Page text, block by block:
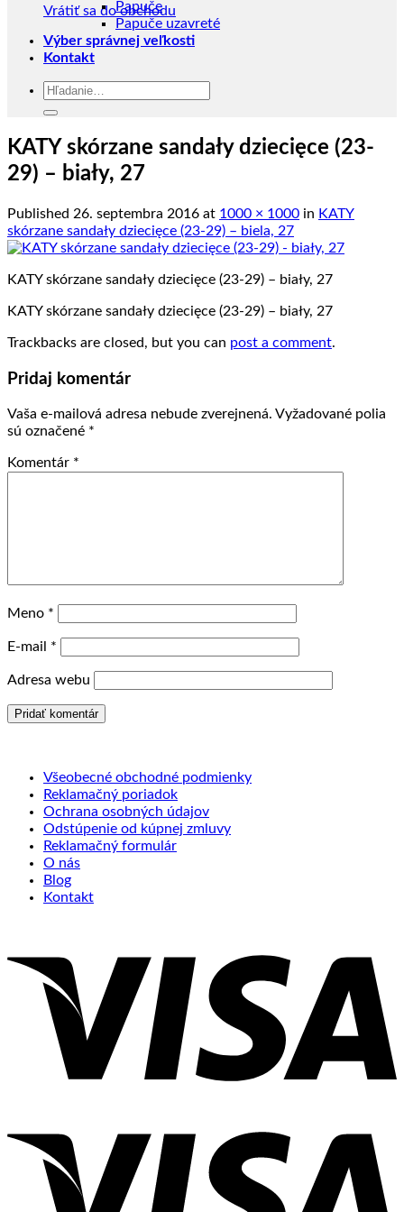
Vrátiť sa do obchodu
Papuče
Papuče uzavreté
Výber správnej veľkosti
Kontakt
Hľadať:
KATY skórzane sandały dziecięce (23-
29) – biały, 27
Published 26. septembra 2016 at 1000 × 1000 in KATY
skórzane sandały dziecięce (23-29) – biela, 27
KATY skórzane sandały dziecięce (23-29) – biały, 27
KATY skórzane sandały dziecięce (23-29) – biały, 27
Trackbacks are closed, but you can post a comment.
Pridaj komentár
Vaša e-mailová adresa nebude zverejnená. Vyžadované polia
sú označené *
Komentár *
Meno *
E-mail *
Adresa webu
Všeobecné obchodné podmienky
Reklamačný poriadok
Ochrana osobných údajov
Odstúpenie od kúpnej zmluvy
Reklamačný formulár
O nás
Blog
Kontakt